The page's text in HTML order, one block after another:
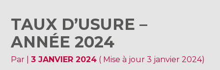
TAUX D’USURE –
ANNÉE 2024
Par |3 JANVIER 2024 ( Mise à jour 3 janvier 2024)